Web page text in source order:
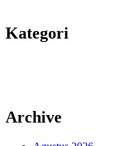
Kategori
Archive